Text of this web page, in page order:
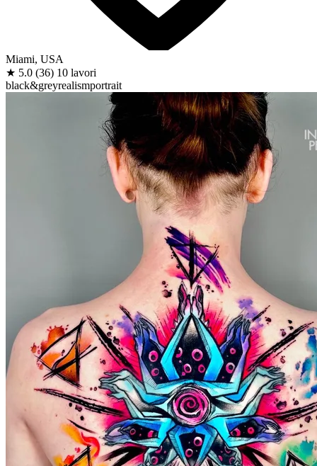
Miami, USA
★ 5.0 (36) 10 lavori
black&greyrealismportrait